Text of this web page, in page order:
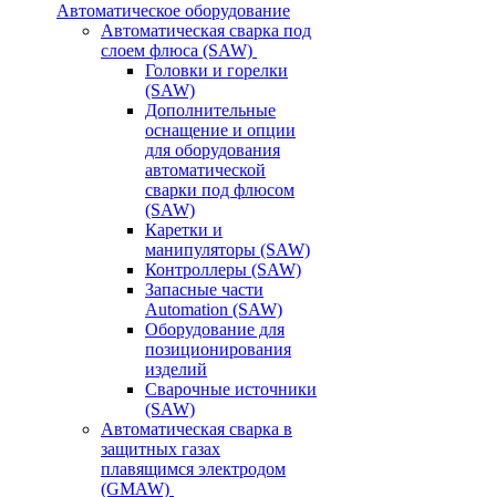
Автоматическое оборудование
Автоматическая сварка под
слоем флюса (SAW)
Головки и горелки
(SAW)
Дополнительные
оснащение и опции
для оборудования
автоматической
сварки под флюсом
(SAW)
Каретки и
манипуляторы (SAW)
Контроллеры (SAW)
Запасные части
Automation (SAW)
Оборудование для
позиционирования
изделий
Сварочные источники
(SAW)
Автоматическая сварка в
защитных газах
плавящимся электродом
(GMAW)